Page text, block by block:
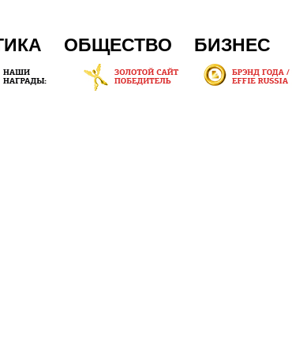
ОБЩЕСТВО БИЗНЕС